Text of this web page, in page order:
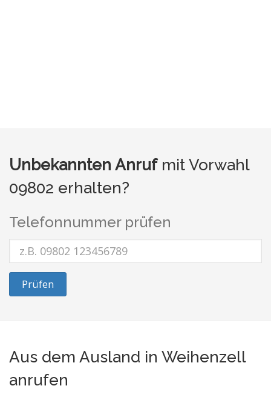
Unbekannten Anrufmit Vorwahl
09802 erhalten?
Telefonnummer prüfen
Prüfen
Aus dem Ausland in Weihenzell
anrufen